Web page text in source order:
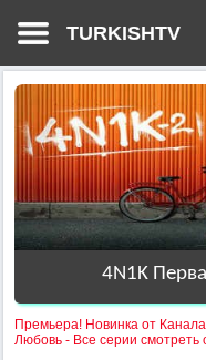
TURKISHTV
4N1K
Премьера! Новинка от
Любовь - Все серии смотреть